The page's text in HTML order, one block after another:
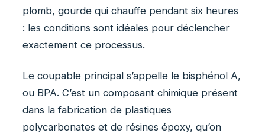
plomb, gourde qui chauffe pendant six heures
: les conditions sont idéales pour déclencher
exactement ce processus.
Le coupable principal s’appelle le bisphénol A,
ou BPA. C’est un composant chimique présent
dans la fabrication de plastiques
polycarbonates et de résines époxy, qu’on